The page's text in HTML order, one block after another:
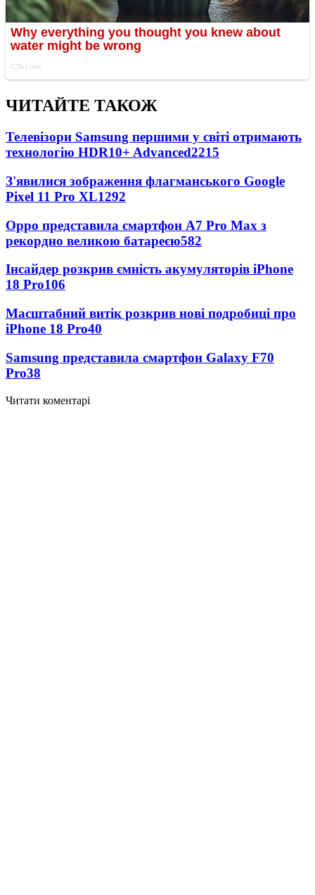
ЧИТАЙТЕ ТАКОЖ
Телевізори Samsung першими у світі отримають
технологію HDR10+ Advanced2215
З'явилися зображення флагманського Google
Pixel 11 Pro XL1292
Oppo представила смартфон A7 Pro Max з
рекордно великою батареєю582
Інсайдер розкрив ємність акумуляторів iPhone
18 Pro106
Масштабний витік розкрив нові подробиці про
iPhone 18 Pro40
Samsung представила смартфон Galaxy F70
Pro38
Читати коментарі